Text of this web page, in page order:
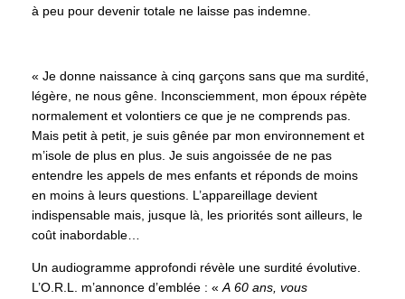
à peu pour devenir totale ne laisse pas indemne.
« Je donne naissance à cinq garçons sans que ma surdité,
légère, ne nous gêne. Inconsciemment, mon époux répète
normalement et volontiers ce que je ne comprends pas.
Mais petit à petit, je suis gênée par mon environnement et
m’isole de plus en plus. Je suis angoissée de ne pas
entendre les appels de mes enfants et réponds de moins
en moins à leurs questions. L’appareillage devient
indispensable mais, jusque là, les priorités sont ailleurs, le
coût inabordable…
Un audiogramme approfondi révèle une surdité évolutive.
L’O.R.L. m’annonce d’emblée : «A 60 ans, vous